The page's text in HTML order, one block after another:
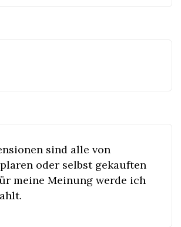
sind alle von
oder selbst gekauften
meine Meinung werde ich